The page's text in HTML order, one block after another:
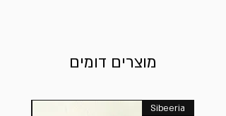
מוצרים דומים
Sibeeria